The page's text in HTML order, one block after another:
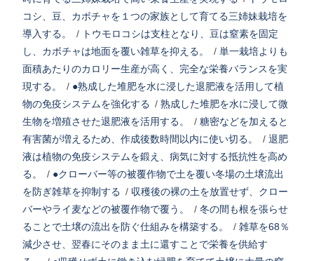
コシ、豆、カボチャを１つの家族として育てる三姉妹栽培を
導入する。
/ トウモロコシは支柱となり、豆は窒素を固定
し、カボチャは地面を覆い雑草を抑える。
/ 単一栽培よりも
面積あたりのカロリー生産が高く、完全な栄養バランスを実
現する。
/ ●熟成した堆肥を水に浸した退肥液を活用して植
物の免疫システムを強化する / 熟成した堆肥を水に浸して微
生物を増殖させた退肥液を活用する。
/ 糖密などを加えると
有害菌が増えるため、作成後数時間以内に使い切る。
/ 退肥
液は植物の免疫システムを鍛え、病気に対する抵抗性を高め
る。
/ ●クローバー等の被覆作物で土を覆い冬場の土壌流出
を防ぎ雑草を抑制する / 収穫後の裸の土を放置せず、クロー
バーやライ麦などの被覆作物で覆う。
/ 冬の間も根を張らせ
ることで土壌の流出を防ぐ仕組みを構築する。
/ 雑草を68％
減少させ、翌春にそのまま土に還すことで栄養を供給す